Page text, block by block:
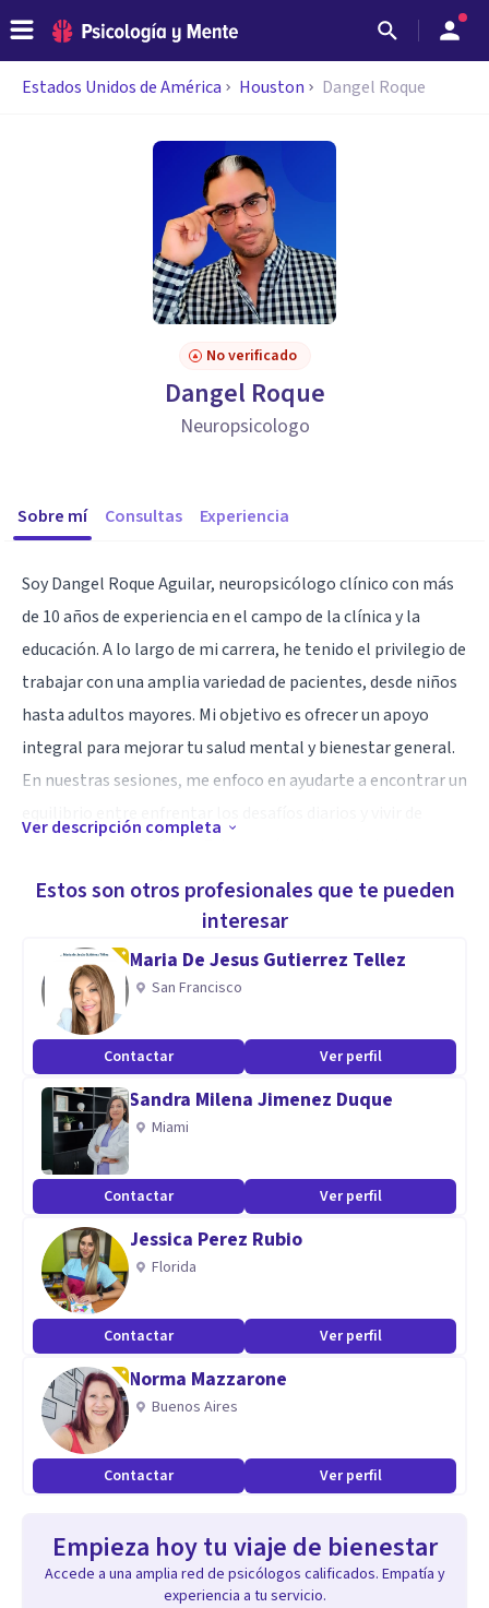
Estados Unidos de América Houston Dangel Roque
No verificado
Dangel Roque
Neuropsicologo
Sobre mí Consultas Experiencia
Soy Dangel Roque Aguilar, neuropsicólogo clínico con más
de 10 años de experiencia en el campo de la clínica y la
educación. A lo largo de mi carrera, he tenido el privilegio de
trabajar con una amplia variedad de pacientes, desde niños
hasta adultos mayores. Mi objetivo es ofrecer un apoyo
integral para mejorar tu salud mental y bienestar general.
En nuestras sesiones, me enfoco en ayudarte a encontrar un
herramientas necesarias para que puedas construir una vida
significativa y alcanzar tus metas personales.
Especialidad
Mi formación incluye un doctorado en Psicología y una
Maestría en Neuropsicología Clínica y Educativa, así como
una especialización en Neurociencias. Esto me permite
aplicar un enfoque riguroso en la evaluación y diagnóstico
de alteraciones mentales, asegurando un tratamiento
personalizado y basado en evidencia científica.
Ver descripción completa
Estos son otros profesionales que te pueden
interesar
Maria De Jesus Gutierrez Tellez
San Francisco
Contactar Ver perfil
Sandra Milena Jimenez Duque
Miami
Contactar Ver perfil
Jessica Perez Rubio
Florida
Contactar Ver perfil
Norma Mazzarone
Buenos Aires
Contactar Ver perfil
Empieza hoy tu viaje de bienestar
Accede a una amplia red de psicólogos calificados. Empatía y
experiencia a tu servicio.